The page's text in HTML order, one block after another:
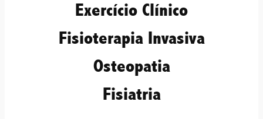
Exercício Clínico
Fisioterapia Invasiva
Osteopatia
Fisiatria